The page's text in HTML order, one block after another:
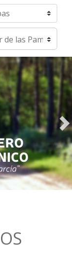
una localidad